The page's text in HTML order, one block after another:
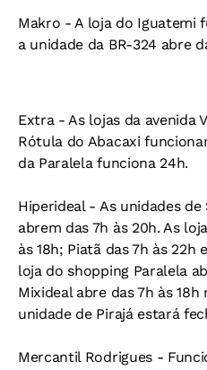
Makro - A loja do Iguatemi
a unidade da BR-324 abre
Extra - As lojas da avenida
Rótula do Abacaxi
da Paralela funciona 24h.
Hiperideal - As unidades
abrem das 7h às 20h. As
às 18h; Piatã das 7h às 22h
loja do shopping Paralela
Mixideal abre das 7h às 18h
unidade de Pirajá estará
Mercantil Rodrigues -